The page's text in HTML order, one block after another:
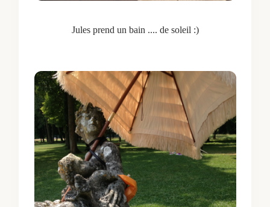
Jules prend un bain .... de soleil :)